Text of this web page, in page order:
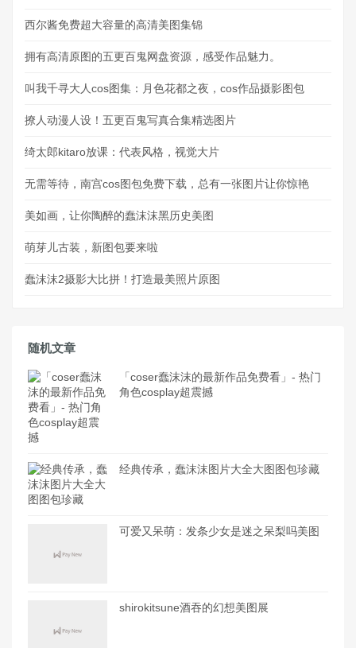
西尔酱免费超大容量的高清美图集锦
拥有高清原图的五更百鬼网盘资源，感受作品魅力。
叫我千寻大人cos图集：月色花都之夜，cos作品摄影图包
撩人动漫人设！五更百鬼写真合集精选图片
绮太郎kitaro放课：代表风格，视觉大片
无需等待，南宫cos图包免费下载，总有一张图片让你惊艳
美如画，让你陶醉的蠢沫沫黑历史美图
萌芽儿古装，新图包要来啦
蠢沫沫2摄影大比拼！打造最美照片原图
随机文章
「coser蠢沫沫的最新作品免费看」- 热门
角色cosplay超震撼
经典传承，蠢沫沫图片大全大图图包珍藏
可爱又呆萌：发条少女是迷之呆梨吗美图
shirokitsune酒吞的幻想美图展